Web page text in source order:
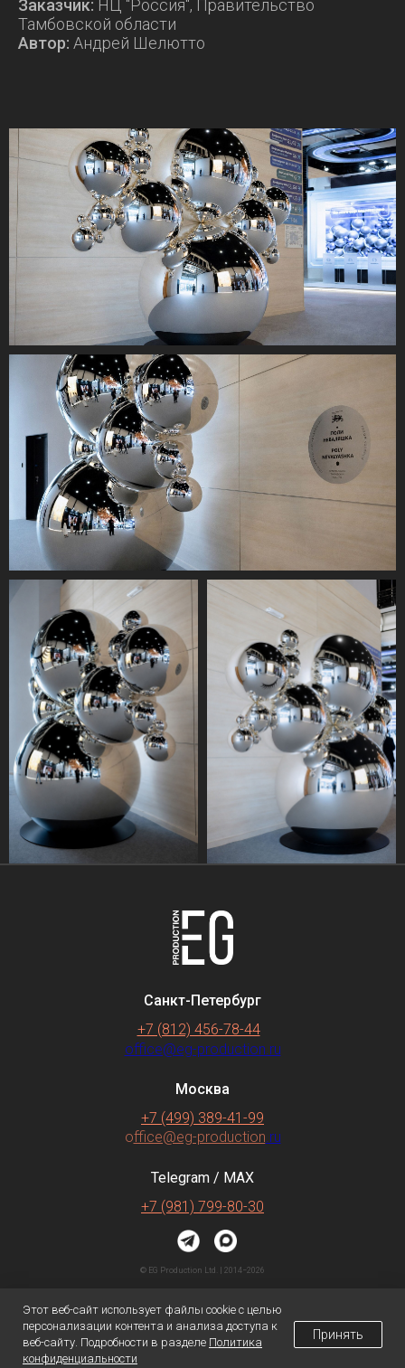
Заказчик: НЦ "Россия", Правительство
Тамбовской области
Автор: Андрей Шелютто
© EG Production Ltd. | 2014−2026
Москва
+7 (499) 389-41-99
+7 (981) 799-80-30
office@eg-production.ru
Политика конфиденциальности
Согласие на обработку персональных данных
Санкт-Петербург
+7 (812) 456-78-44
office@eg-production.ru
Telegram / MAX
Этот веб-сайт использует файлы cookie с целью
персонализации контента и анализа доступа к
веб-сайту. Подробности в разделе Политика
конфиденциальности
Принять